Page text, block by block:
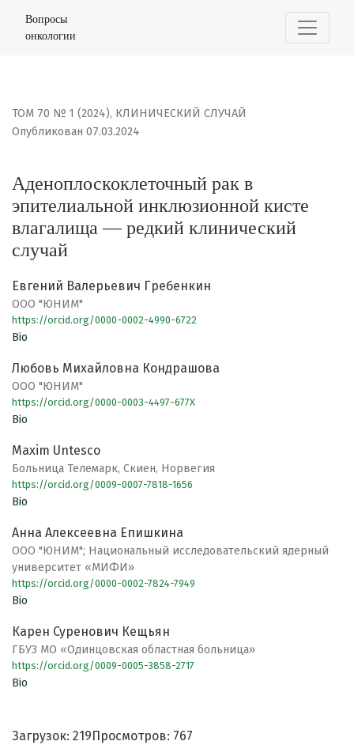
Аденоплоскоклеточный рак в эпителиальной
Вопросы
онкологии
ТОМ 70 № 1 (2024), КЛИНИЧЕСКИЙ СЛУЧАЙ
Аденоплоскоклеточный рак в
эпителиальной инклюзионной кисте
влагалища — редкий клинический
случай
Опубликован 07.03.2024
Евгений Валерьевич Гребенкин
ООО "ЮНИМ"
https://orcid.org/0000-0002-4990-6722
Bio
Любовь Михайловна Кондрашова
ООО "ЮНИМ"
https://orcid.org/0000-0003-4497-677X
Bio
Maxim Untesco
Больница Телемарк, Скиен, Норвегия
https://orcid.org/0009-0007-7818-1656
Bio
Анна Алексеевна Епишкина
ООО "ЮНИМ"; Национальный исследовательский ядерный
университет «МИФИ»
https://orcid.org/0000-0002-7824-7949
Bio
Карен Суренович Кещьян
ГБУЗ МО «Одинцовская областная больница»
https://orcid.org/0009-0005-3858-2717
Bio
Загрузок: 219 Просмотров: 767